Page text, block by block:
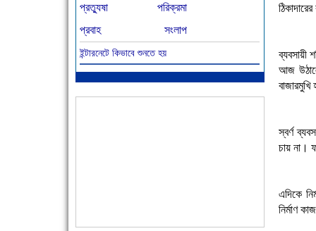
আজ বিশিষ্ট শিক্ষাবিদ এ.টি. আহমেদ হোসাইন রুশদীর
৪৬তম মৃত্যুবার্ষিকী
প্রত্যুষা
পরিক্রমা
প্রবাহ
সংলাপ
ইন্টারনেটে কিভাবে শুনতে হয়
ব্যবসায়ী
আজ
বাজারমুখি
স্বর্ণ
চায় না।
এদিকে
নির্মাণ